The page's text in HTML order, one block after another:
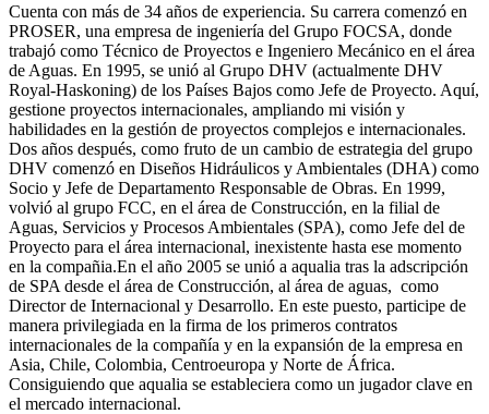
Cuenta con más de 34 años de experiencia. Su carrera comenzó en
PROSER, una empresa de ingeniería del Grupo FOCSA, donde
trabajó como Técnico de Proyectos e Ingeniero Mecánico en el área
de Aguas. En 1995, se unió al Grupo DHV (actualmente DHV
Royal-Haskoning) de los Países Bajos como Jefe de Proyecto. Aquí,
gestione proyectos internacionales, ampliando mi visión y
habilidades en la gestión de proyectos complejos e internacionales.
Dos años después, como fruto de un cambio de estrategia del grupo
DHV comenzó en Diseños Hidráulicos y Ambientales (DHA) como
Socio y Jefe de Departamento Responsable de Obras. En 1999,
volvió al grupo FCC, en el área de Construcción, en la filial de
Aguas, Servicios y Procesos Ambientales (SPA), como Jefe del de
Proyecto para el área internacional, inexistente hasta ese momento
en la compañia.En el año 2005 se unió a aqualia tras la adscripción
de SPA desde el área de Construcción, al área de aguas, como
Director de Internacional y Desarrollo. En este puesto, participe de
manera privilegiada en la firma de los primeros contratos
internacionales de la compañía y en la expansión de la empresa en
Asia, Chile, Colombia, Centroeuropa y Norte de África.
Consiguiendo que aqualia se estableciera como un jugador clave en
el mercado internacional.